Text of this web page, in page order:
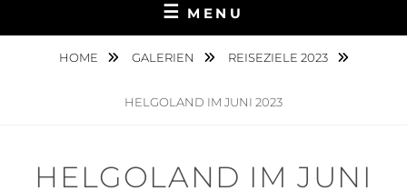
MENU
HOME GALERIEN REISEZIELE 2023
HELGOLAND IM JUNI 2023
HELGOLAND IM JUNI